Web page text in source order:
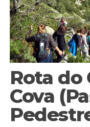
Rota do
Cova